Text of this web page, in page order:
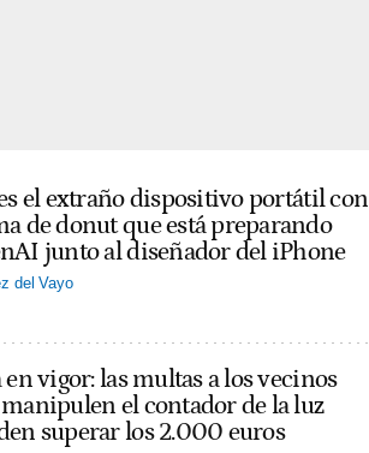
el extraño dispositivo portátil con
de donut que está preparando
junto al diseñador del iPhone
del Vayo
en vigor: las multas a los vecinos
el contador de la luz
superar los 2.000 euros